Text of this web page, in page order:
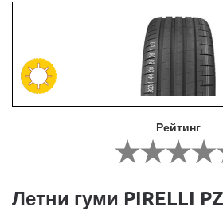
Рейтинг
Летни гуми PIRELLI